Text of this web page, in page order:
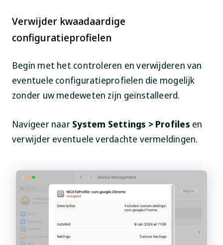
Verwijder kwaadaardige
configuratieprofielen
Begin met het controleren en verwijderen van
eventuele configuratieprofielen die mogelijk
zonder uw medeweten zijn geïnstalleerd.
Navigeer naar System Settings > Profiles en
verwijder eventuele verdachte vermeldingen.